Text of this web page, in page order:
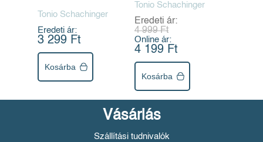
Tonio Schachinger
Eredeti ár:
3 299 Ft
Kosárba
Tonio Schachinger
Eredeti ár:
4 999 Ft
Online ár:
4 199 Ft
Kosárba
Vásárlás
Szállítási tudnivalók